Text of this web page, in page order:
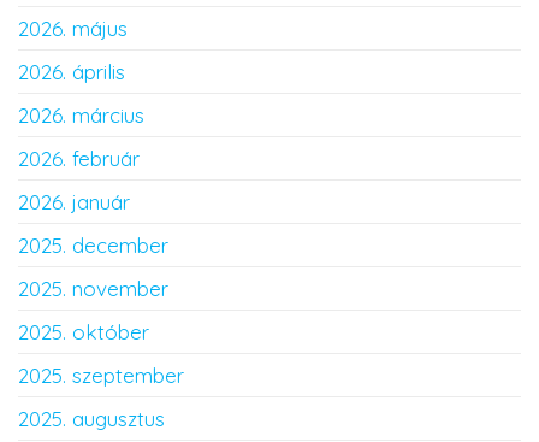
2026. május
2026. április
2026. március
2026. február
2026. január
2025. december
2025. november
2025. október
2025. szeptember
2025. augusztus